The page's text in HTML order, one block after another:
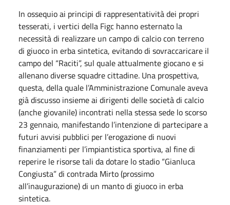
In ossequio ai principi di rappresentatività dei propri
tesserati, i vertici della Figc hanno esternato la
necessità di realizzare un campo di calcio con terreno
di giuoco in erba sintetica, evitando di sovraccaricare il
campo del “Raciti”, sul quale attualmente giocano e si
allenano diverse squadre cittadine. Una prospettiva,
questa, della quale l’Amministrazione Comunale aveva
già discusso insieme ai dirigenti delle società di calcio
(anche giovanile) incontrati nella stessa sede lo scorso
23 gennaio, manifestando l’intenzione di partecipare a
futuri avvisi pubblici per l’erogazione di nuovi
finanziamenti per l’impiantistica sportiva, al fine di
reperire le risorse tali da dotare lo stadio “Gianluca
Congiusta” di contrada Mirto (prossimo
all’inaugurazione) di un manto di giuoco in erba
sintetica.